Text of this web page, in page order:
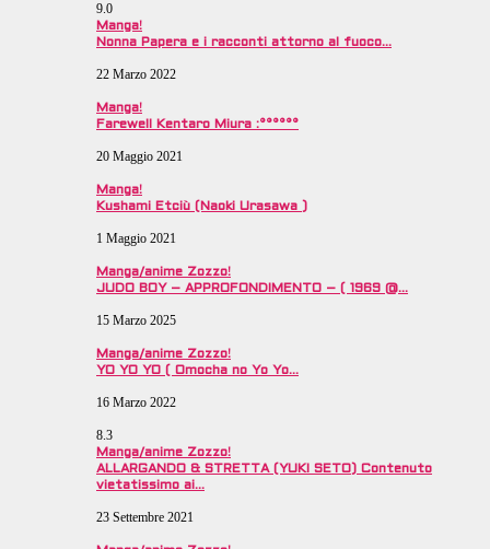
9.0
Manga!
Nonna Papera e i racconti attorno al fuoco…
22 Marzo 2022
Manga!
Farewell Kentaro Miura :°°°°°°
20 Maggio 2021
Manga!
Kushami Etciù (Naoki Urasawa )
1 Maggio 2021
Manga/anime Zozzo!
JUDO BOY – APPROFONDIMENTO – ( 1969 @…
15 Marzo 2025
Manga/anime Zozzo!
YO YO YO ( Omocha no Yo Yo…
16 Marzo 2022
8.3
Manga/anime Zozzo!
ALLARGANDO & STRETTA (YUKI SETO) Contenuto
vietatissimo ai…
23 Settembre 2021